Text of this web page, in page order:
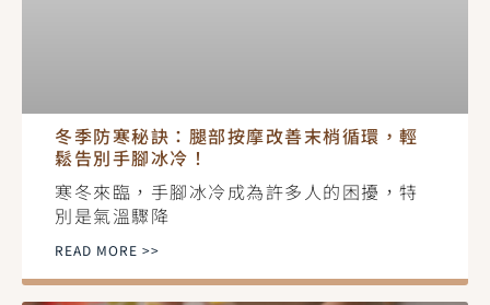
冬季防寒秘訣：腿部按摩改善末梢循環，輕
鬆告別手腳冰冷！
寒冬來臨，手腳冰冷成為許多人的困擾，特
別是氣溫驟降
READ MORE >>